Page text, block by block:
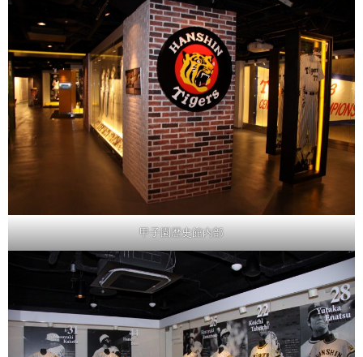
甲子園歴史館内部